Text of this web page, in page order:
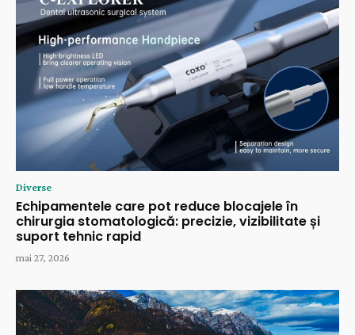
Diverse
Echipamentele care pot reduce blocajele în
chirurgia stomatologică: precizie, vizibilitate și
suport tehnic rapid
mai 27, 2026